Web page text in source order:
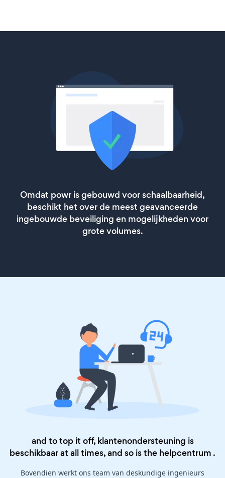
Omdat powr is gebouwd voor schaalbaarheid,
beschikt het over de meest geavanceerde
ingebouwde beveiliging en mogelijkheden voor
grote volumes.
and to top it off, klantenondersteuning is
beschikbaar at all times, and so is the helpcentrum .
Bovendien werkt ons team van deskundige ingenieurs